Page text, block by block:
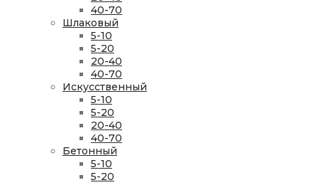
40-70
Шлаковый
5-10
5-20
20-40
40-70
Искусственный
5-10
5-20
20-40
40-70
Бетонный
5-10
5-20